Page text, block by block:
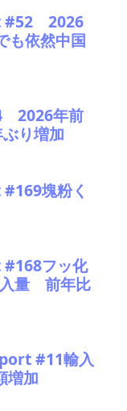
#52 2026
も依然中国
2026年前
り増加
塊粉く
#168フッ化
量 前年比
#11輸入
増加